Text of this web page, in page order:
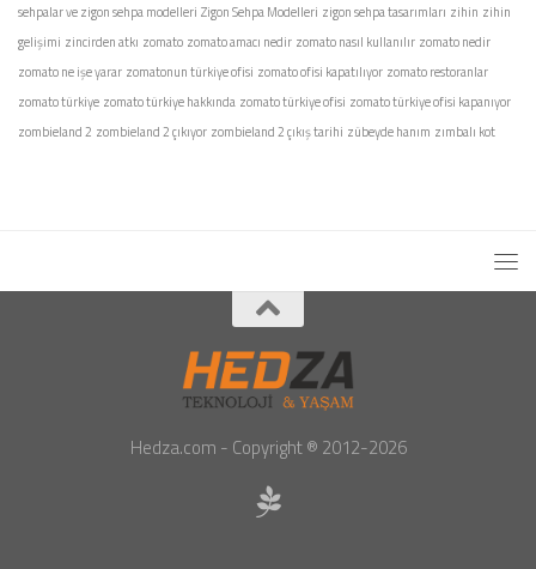
sehpalar ve zigon sehpa modelleri Zigon Sehpa Modelleri zigon sehpa tasarımları zihin zihin
gelişimi zincirden atkı zomato zomato amacı nedir zomato nasıl kullanılır zomato nedir
zomato ne işe yarar zomatonun türkiye ofisi zomato ofisi kapatılıyor zomato restoranlar
zomato türkiye zomato türkiye hakkında zomato türkiye ofisi zomato türkiye ofisi kapanıyor
zombieland 2 zombieland 2 çıkıyor zombieland 2 çıkış tarihi zübeyde hanım zımbalı kot
Hedza.com - Copyright ® 2012-2026